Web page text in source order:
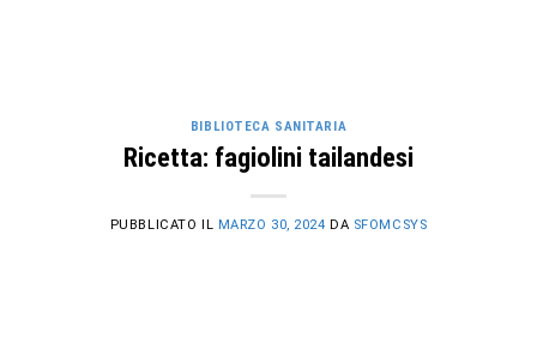
BIBLIOTECA SANITARIA
Ricetta: fagiolini tailandesi
PUBBLICATO IL MARZO 30, 2024 DA SFOMCSYS